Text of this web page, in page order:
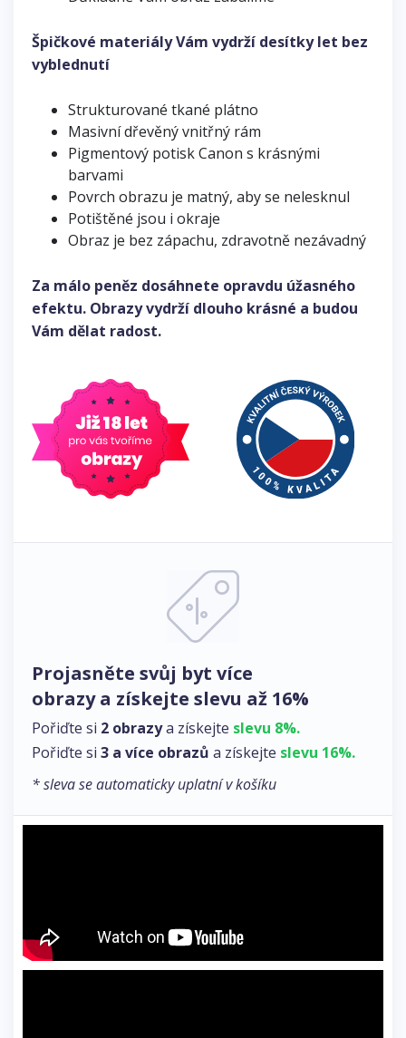
Špičkové materiály Vám vydrží desítky let bez
vyblednutí
Strukturované tkané plátno
Masivní dřevěný vnitřný rám
Pigmentový potisk Canon s krásnými
barvami
Povrch obrazu je matný, aby se nelesknul
Potištěné jsou i okraje
Obraz je bez zápachu, zdravotně nezávadný
Za málo peněz dosáhnete opravdu úžasného
efektu. Obrazy vydrží dlouho krásné a budou
Vám dělat radost.
Projasněte svůj byt více
obrazy a získejte slevu až 16%
Pořiďte si 2 obrazya získejte slevu 8%.
Pořiďte si 3 a více obrazů a získejte slevu 16%.
* sleva se automaticky uplatní v košíku